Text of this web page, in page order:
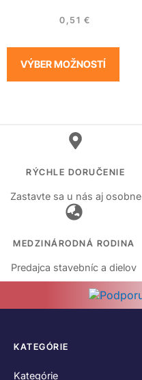
0,51 €
VÝBER MOŽNOSTÍ
RÝCHLE DORUČENIE
Zastavte sa u nás aj osobne
MEDZINÁRODNÁ RODINA
Predajca stavebníc a dielov
KATEGÓRIE
Kategórie